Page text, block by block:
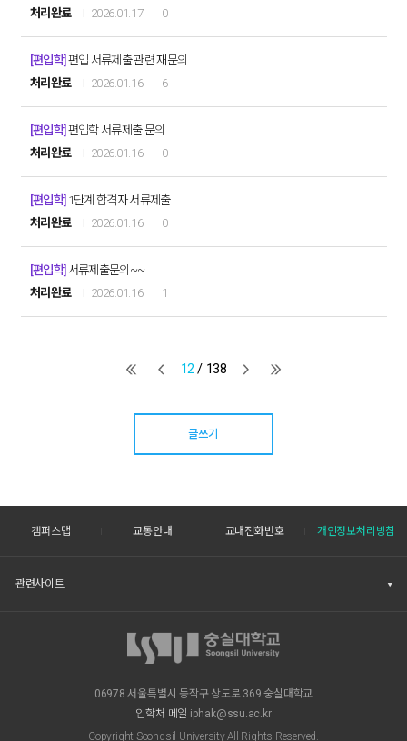
처리완료
2026.01.17 0
[편입학] 편입 서류제출 관련 재문의
처리완료
2026.01.16 6
[편입학] 편입학 서류제출 문의
처리완료
2026.01.16 0
[편입학] 1단계 합격자 서류제출
처리완료
2026.01.16 0
[편입학] 서류제출문의~~
처리완료
2026.01.16 1
12 / 138
글쓰기
캠퍼스맵 교통안내 교내전화번호 개인정보처리방침
관련사이트
06978 서울특별시 동작구 상도로 369 숭실대학교
입학처 메일 iphak@ssu.ac.kr
Copyright Soongsil University All Rights Reserved.